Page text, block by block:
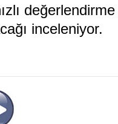
inceleniyor.